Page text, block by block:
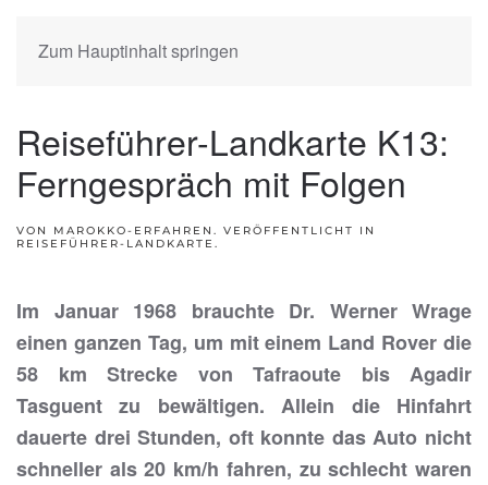
Zum Hauptinhalt springen
Reiseführer-Landkarte K13:
Ferngespräch mit Folgen
VON MAROKKO-ERFAHREN. VERÖFFENTLICHT IN
REISEFÜHRER-LANDKARTE .
Im Januar 1968 brauchte Dr. Werner Wrage
einen ganzen Tag, um mit einem Land Rover die
58 km Strecke von Tafraoute bis Agadir
Tasguent zu bewältigen. Allein die Hinfahrt
dauerte drei Stunden, oft konnte das Auto nicht
schneller als 20 km/h fahren, zu schlecht waren